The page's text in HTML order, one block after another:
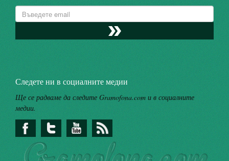
Следете ни в социалните медии
Ще се радваме да следите Gramofona.com и в социалните
медии.